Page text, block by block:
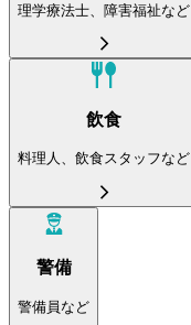
理学療法士、障害福祉など
飲食
料理人、飲食スタッフなど
警備
警備員など